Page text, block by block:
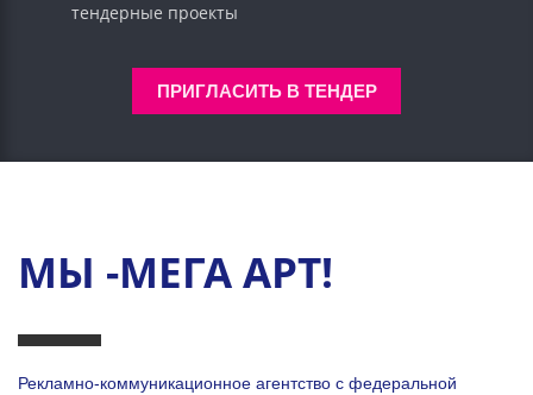
тендерные проекты
ПРИГЛАСИТЬ В ТЕНДЕР
МЫ -МЕГА АРТ!
Рекламно-коммуникационное агентство с федеральной